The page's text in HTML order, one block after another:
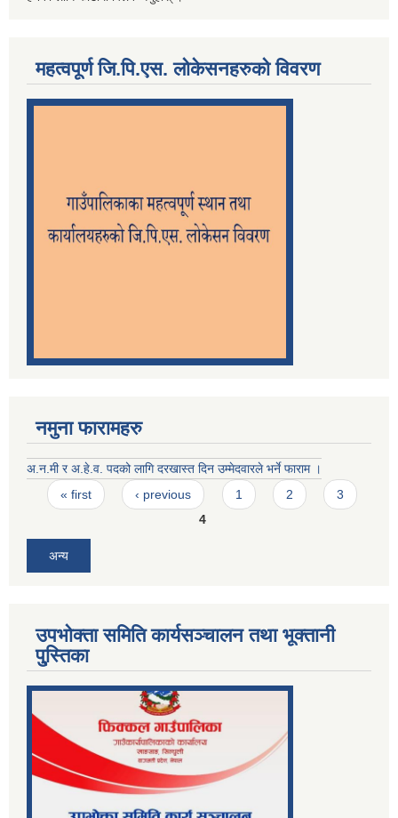
महत्वपूर्ण जि.पि.एस. लोकेसनहरुको विवरण
नमुना फारामहरु
अ.न.मी र अ.हे.व. पदको लागि दरखास्त दिन उम्मेदवारले भर्ने फाराम ।
Pages
« first ‹ previous 1 2
3
4
अन्य
उपभोक्ता समिति कार्यसञ्चालन तथा भूक्तानी
पु्स्तिका